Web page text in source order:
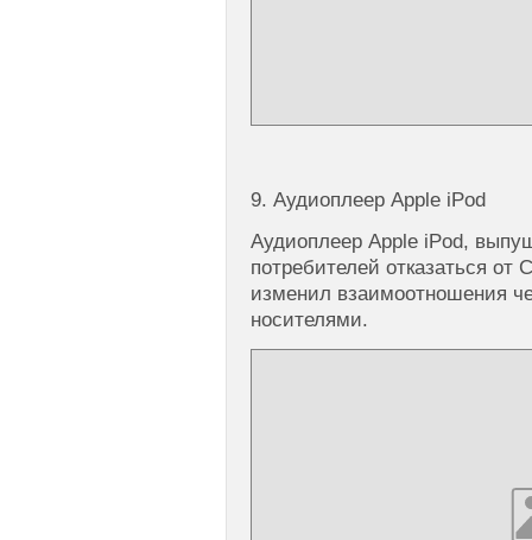
9. Аудиоплеер Apple iPod
Аудиоплеер Apple iPod,
потребителей отказаться от
изменил взаимоотношения
носителями.